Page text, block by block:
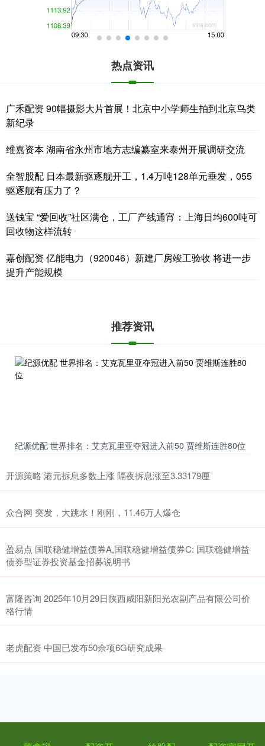
热点资讯
广禾配资 90幅摄影大片首展！北京中小学师生拍到北京鸟类
新纪录
维嘉资本 湖南省永州市地方志编纂室来泰州开展调研交流
全智股配 日本最新驱逐舰开工，1.4万吨128单元垂发，055
驱逐舰有压力了？
送钱宝 “爱回收”社区满仓，工厂产线通宵：上海日均600吨可
回收物这样流转
嘉创配资 亿能电力（920046）新建厂房竣工验收 将进一步
提升产能规模
推荐资讯
纪源优配 世界排名：艾克瓦里亚夺冠进入前50 贾维斯连胜80位
开源策略 港元拆息多数上涨 隔夜拆息涨至3.33179厘
众合网 突发，大跳水！刚刚，11.46万人爆仓
盈易点 国联稳健增益债券A,国联稳健增益债券C: 国联稳健增益
债券型证券投资基金招募说明书
富隆咨询 2025年10月29日陕西咸阳新阳光农副产品有限公司价
格行情
老虎配资 中国已发布50余项6G研究成果